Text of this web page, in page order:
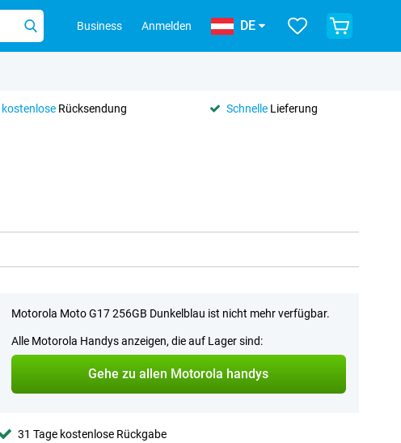
Business Anmelden DE
kostenloseRücksendung SchnelleLieferung
Motorola Moto G17 256GB Dunkelblau ist nicht mehr verfügbar.
Alle Motorola Handys anzeigen, die auf Lager sind:
Gehe zu allen Motorola handys
31 Tage kostenlose Rückgabe